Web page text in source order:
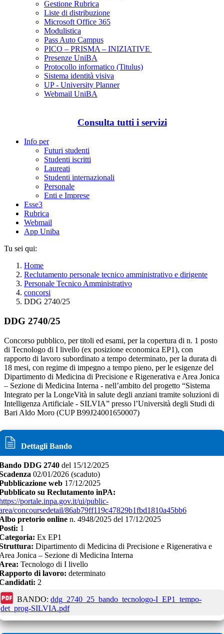
Gestione Rubrica
Liste di distribuzione
Microsoft Office 365
Modulistica
Pass Auto Campus
PICO – PRISMA – INIZIATIVE
Presenze UniBA
Protocollo informatico (Titulus)
Sistema identità visiva
UP - University Planner
Webmail UniBA
Consulta tutti i servizi
Info per
Futuri studenti
Studenti iscritti
Laureati
Studenti internazionali
Personale
Enti e Imprese
Esse3
Rubrica
Webmail
App Uniba
Tu sei qui:
Home
Reclutamento personale tecnico amministrativo e dirigente
Personale Tecnico Amministrativo
concorsi
DDG 2740/25
DDG 2740/25
Concorso pubblico, per titoli ed esami, per la copertura di n. 1 posto
di Tecnologo di I livello (ex posizione economica EP1), con
rapporto di lavoro subordinato a tempo determinato, per la durata di
18 mesi, con regime di impegno a tempo pieno, per le esigenze del
Dipartimento di Medicina di Precisione e Rigenerativa e Area Jonica
– Sezione di Medicina Interna - nell’ambito del progetto “Sistema
Integrato per la LongeVità in salute degli anziani tramite soluzioni di
Intelligenza Artificiale - SILVIA” presso l’Università degli Studi di
Bari Aldo Moro (CUP B99J24001650007)
Dettagli Bando
DDG 2740 del 15/12/2025
02/01/2026 (scaduto)
web 17/12/2025
su Reclutamento inPA:
portale.inpa.gov.it/ui/public-
concoursedetail/86ab79ff119c47829b1fbd1810a45bb6
pretorio online n. 4948/2025 del 17/12/2025
1
Ex EP1
Dipartimento di Medicina di Precisione e Rigenerativa e
Jonica – Sezione di Medicina Interna
Tecnologo di I livello
di lavoro: determinato
2
BANDO: ddg_2740_25_bando_tecnologo-I_EP1_tempo-
det_prog-SILVIA.pdf